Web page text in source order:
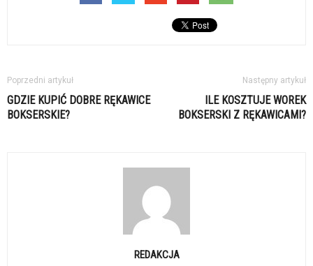
Poprzedni artykuł
GDZIE KUPIĆ DOBRE RĘKAWICE
BOKSERSKIE?
Następny artykuł
ILE KOSZTUJE WOREK
BOKSERSKI Z RĘKAWICAMI?
REDAKCJA